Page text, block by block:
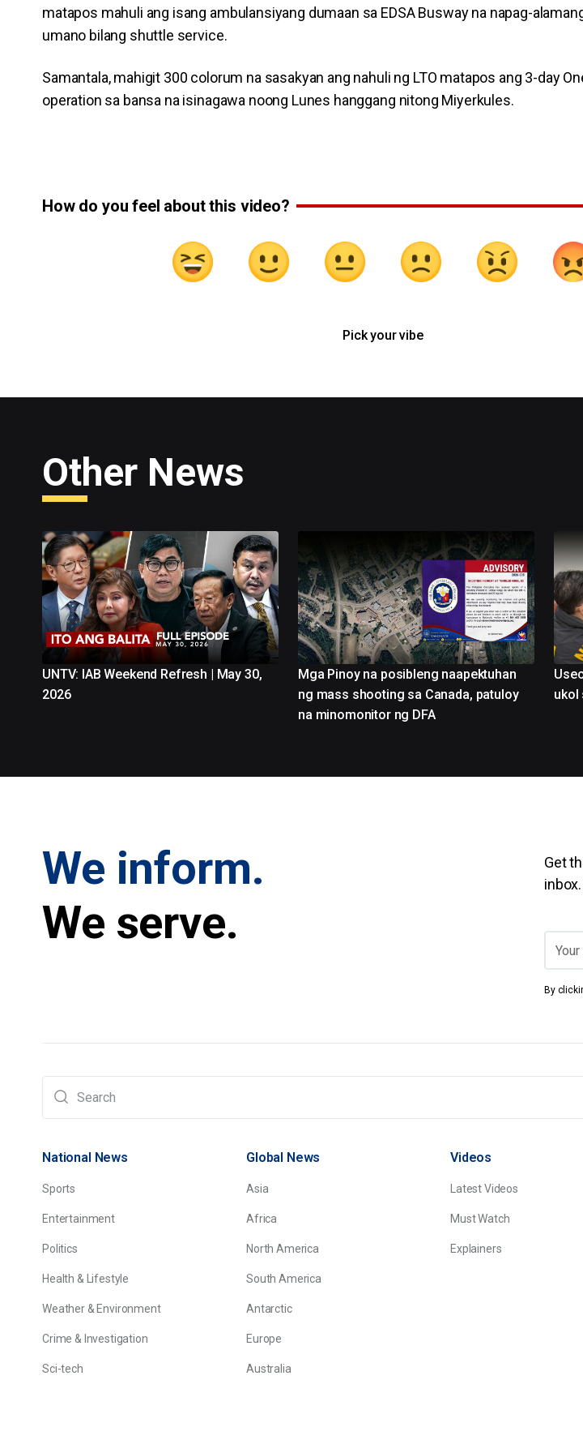
matapos mahuli ang isang ambulansiyang dumaan sa EDSA Busway na napag-
umano bilang shuttle service.
Samantala, mahigit 300 colorum na sasakyan ang nahuli ng LTO matapos ang 3-day
operation sa bansa na isinagawa noong Lunes hanggang nitong Miyerkules.
How do you feel about this video?
Pick your vibe
Other News
UNTV: IAB Weekend Refresh | May 30,
2026
Mga Pinoy na posibleng naapektuhan
ng mass shooting sa Canada, patuloy
na minomonitor ng DFA
ukol
We inform.
We serve.
Get
By
National News
Sports
Entertainment
Politics
Health & Lifestyle
Weather & Environment
Crime & Investigation
Sci-tech
Global News
Asia
Africa
North America
South America
Antarctic
Europe
Australia
Videos
Latest Videos
Must Watch
Explainers